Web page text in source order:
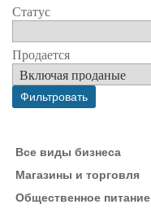
Статус
Продается
Все виды бизнеса
Магазины и торговля
Общественное питание